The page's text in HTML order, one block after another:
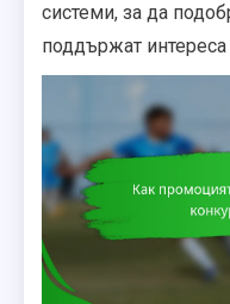
системи, за да
поддържат